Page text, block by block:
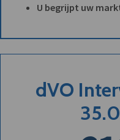
U begrijpt uw
dVO